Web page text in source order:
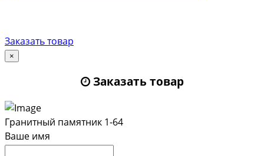
Заказать товар
×
Заказать товар
Гранитный памятник 1-64
Ваше имя